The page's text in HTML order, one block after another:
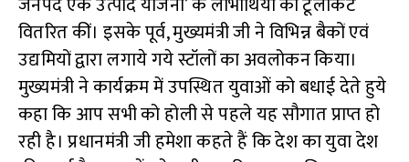
वितरित कीं। इसके पूर्व, मुख्यमंत्री जी ने विभिन्न बैकों एवं
उद्यमियों द्वारा लगाये गये स्टॉलों का अवलोकन किया।
मुख्यमंत्री ने कार्यक्रम में उपस्थित युवाओं को बधाई देते हुये
कहा कि आप सभी को होली से पहले यह सौगात प्राप्त हो
रही है। प्रधानमंत्री जी हमेशा कहते हैं कि देश का युवा देश